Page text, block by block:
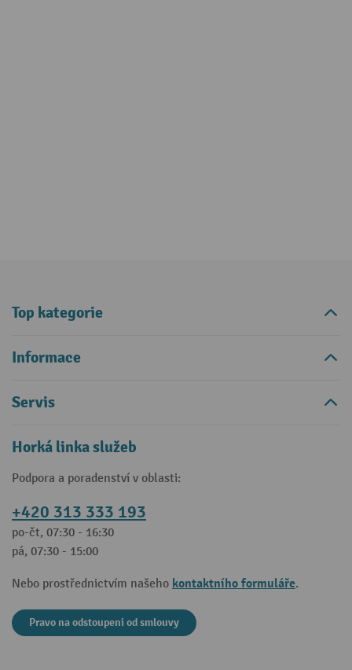
Top kategorie
Informace
Servis
Horká linka služeb
Podpora a poradenství v oblasti:
+420 313 333 193
po-čt, 07:30 - 16:30
pá, 07:30 - 15:00
Nebo prostřednictvím našeho kontaktního formuláře.
Pravo na odstoupeni od smlouvy